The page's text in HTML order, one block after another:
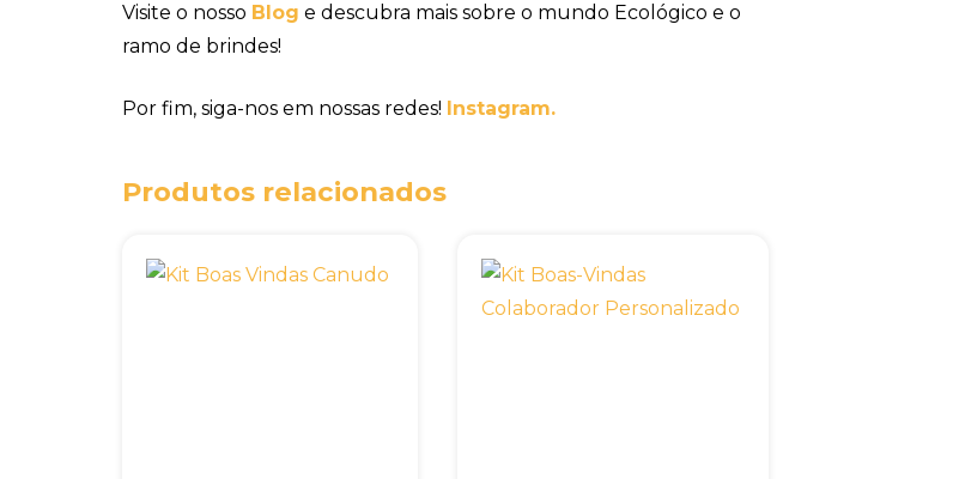
Visite o nosso Blog e descubra mais sobre o mundo Ecológico e o
ramo de brindes!
Por fim, siga-nos em nossas redes! Instagram.
Produtos relacionados